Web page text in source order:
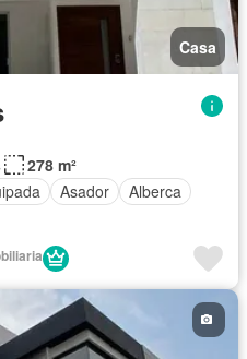
Casa
278 m²
Asador
Alberca